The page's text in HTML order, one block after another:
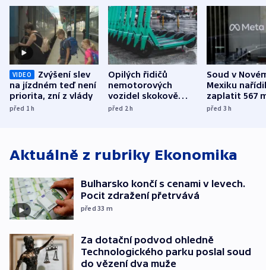
VIDEO
Zvýšení slev
na jízdném teď není
priorita, zní z vlády
před 1h
Opilých řidičů
nemotorových
vozidel skokově
přibylo, nejvíc ve
před 2h
Soud v
Mexiku
zaplatit 567
dolarů kvůli
před 3h
Aktuálně z rubriky Ekonomika
Bulharsko končí s cenami v levech.
Pocit zdražení přetrvává
před 33 m
Za dotační podvod ohledně
Technologického parku poslal soud
do vězení dva muže